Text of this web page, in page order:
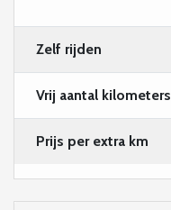
Zelf rijden
Vrij aantal kilometers
Prijs per extra km